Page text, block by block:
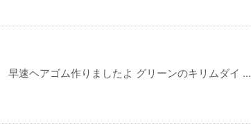
早速ヘアゴム作りましたよ グリーンのキリムダイ ...